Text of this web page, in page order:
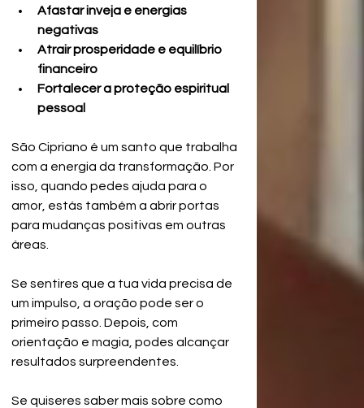
Afastar inveja e energias
negativas
Atrair prosperidade e equilíbrio
financeiro
Fortalecer a proteção espiritual
pessoal
São Cipriano é um santo que trabalha
com a energia da transformação. Por
isso, quando pedes ajuda para o
amor, estás também a abrir portas
para mudanças positivas em outras
áreas.
Se sentires que a tua vida precisa de
um impulso, a oração pode ser o
primeiro passo. Depois, com
orientação e magia, podes alcançar
resultados surpreendentes.
Se quiseres saber mais sobre como